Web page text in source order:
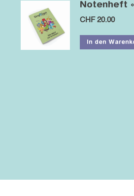
Notenheft
CHF 20.00
In den